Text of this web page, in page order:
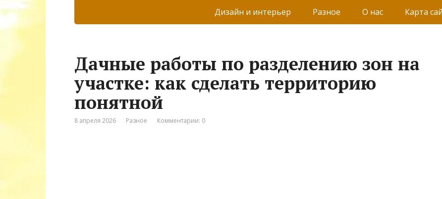
Дизайн и интерьер Разное О нас Карта
Дачные работы по разделению зон на
участке: как сделать территорию
понятной
8 апреля 2026 Разное Комментарии: 0